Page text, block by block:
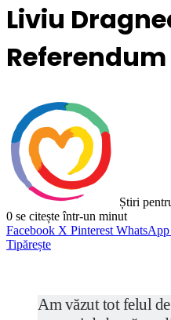
Liviu
Referendum
Știri
0 se citește într-un minut
Facebook X Pinterest WhatsApp
Tipărește
Am văzut tot felul